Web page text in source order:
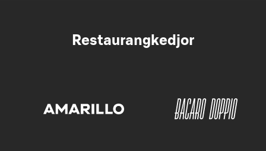
Restaurangkedjor